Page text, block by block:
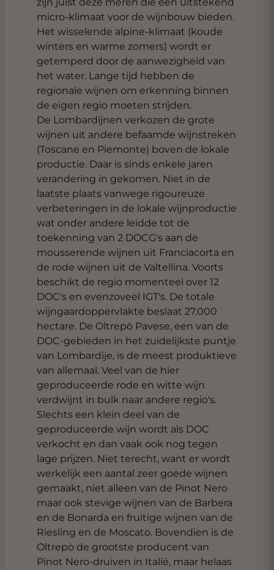
micro-klimaat voor de wijnbouw bieden.
Het wisselende alpine-klimaat (koude
winters en warme zomers) wordt er
getemperd door de aanwezigheid van
het water. Lange tijd hebben de
regionale wijnen om erkenning binnen
de eigen regio moeten strijden.
De Lombardijnen verkozen de grote
wijnen uit andere befaamde wijnstreken
(Toscane en Piemonte) boven de lokale
productie. Daar is sinds enkele jaren
verandering in gekomen. Niet in de
laatste plaats vanwege rigoureuze
verbeteringen in de lokale wijnproductie
wat onder andere leidde tot de
toekenning van 2 DOCG's aan de
mousserende wijnen uit Franciacorta en
de rode wijnen uit de Valtellina. Voorts
beschikt de regio momenteel over 12
DOC's en evenzoveel IGT's. De totale
wijngaardoppervlakte beslaat 27.000
hectare. De Oltrepò Pavese, een van de
DOC-gebieden in het zuidelijkste puntje
van Lombardije, is de meest produktieve
van allemaal. Veel van de hier
geproduceerde rode en witte wijn
verdwijnt in bulk naar andere regio's.
Slechts een klein deel van de
geproduceerde wijn wordt als DOC
verkocht en dan vaak ook nog tegen
lage prijzen. Niet terecht, want er wordt
werkelijk een aantal zeer goede wijnen
gemaakt, niet alleen van de Pinot Nero
maar ook stevige wijnen van de Barbera
en de Bonarda en fruitige wijnen van de
Riesling en de Moscato. Bovendien is de
Oltrepò de grootste producent van
Pinot Nero-druiven in Italië, maar helaas